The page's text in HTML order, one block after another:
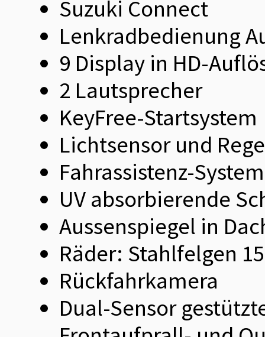
Suzuki Connect
Lenkradbedienung
9 Display in HD-
2 Lautsprecher
KeyFree-Startsystem
Lichtsensor und
Fahrassistenz-
UV absorbierende
Aussenspiegel in
Räder: Stahlfelgen
Rückfahrkamera
Dual-Sensor